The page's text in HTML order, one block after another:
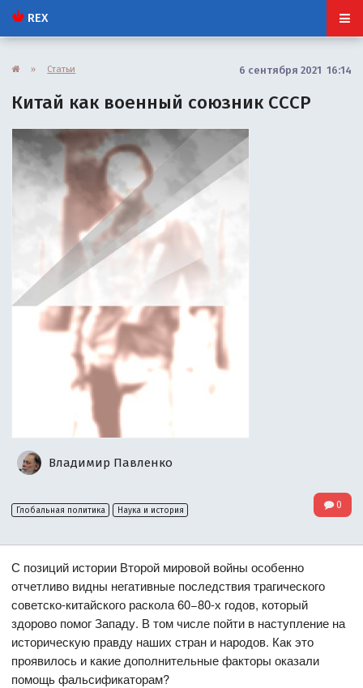
REX
» Статьи 6 сентября 2021 16:14
Китай как военный союзник СССР
Владимир Павленко
Глобальная политика Наука и история 0
С позиций истории Второй мировой войны особенно
отчетливо видны негативные последствия трагического
советско-китайского раскола 60−80-х годов, который
здорово помог Западу. В том числе пойти в наступление на
историческую правду наших стран и народов. Как это
проявилось и какие дополнительные факторы оказали
помощь фальсификаторам?